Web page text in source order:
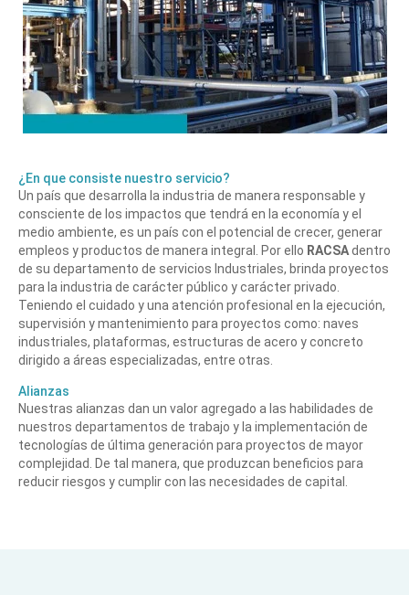
¿En que consiste nuestro servicio?
Un país que desarrolla la industria de manera responsable y
consciente de los impactos que tendrá en la economía y el
medio ambiente, es un país con el potencial de crecer, generar
empleos y productos de manera integral. Por ello RACSAdentro
de su departamento de servicios Industriales, brinda proyectos
para la industria de carácter público y carácter privado.
Teniendo el cuidado y una atención profesional en la ejecución,
supervisión y mantenimiento para proyectos como: naves
industriales, plataformas, estructuras de acero y concreto
dirigido a áreas especializadas, entre otras.
Alianzas
Nuestras alianzas dan un valor agregado a las habilidades de
nuestros departamentos de trabajo y la implementación de
tecnologías de última generación para proyectos de mayor
complejidad. De tal manera, que produzcan beneficios para
reducir riesgos y cumplir con las necesidades de capital.